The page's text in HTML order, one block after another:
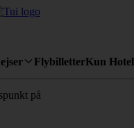
FlybilletterKun Hotel
på